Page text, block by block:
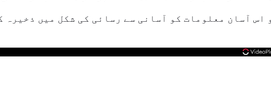
اس آسان معلومات کو آسانی سے رسائی کی شکل میں ذخیرہ